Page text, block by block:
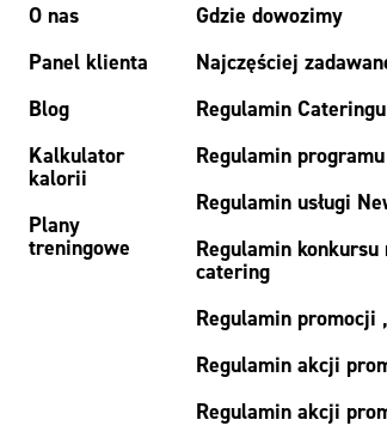
O nas
Panel klienta
Blog
Kalkulator
kalorii
Plany
treningowe
Gdzie dowozimy
Najczęściej
Regulamin
Regulamin
Regulamin usługi
Regulamin
catering
Regulamin promocji
Regulamin akcji
Regulamin akcji